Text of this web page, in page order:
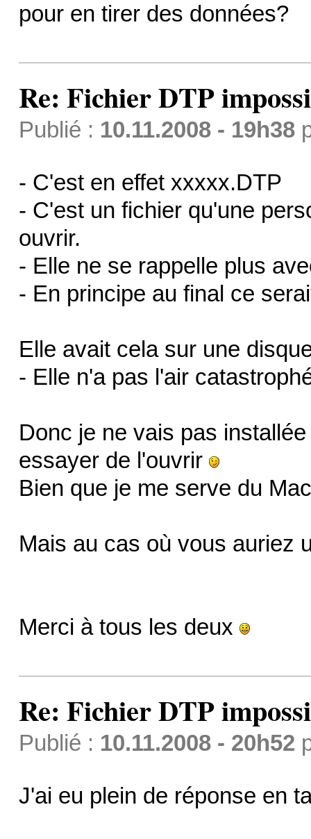
pour en tirer des données?
Re: Fichier DTP
Publié : 10.11.2008 - 19h38
- C'est en effet xxxxx.DTP
- C'est un fichier qu'une
ouvrir.
- Elle ne se rappelle plus
- En principe au final ce
Elle avait cela sur une
- Elle n'a pas l'air
Donc je ne vais pas
essayer de l'ouvrir
Bien que je me serve du
Mais au cas où vous auriez
Merci à tous les deux
Re: Fichier DTP
Publié : 10.11.2008 - 20h52
J'ai eu plein de réponse en